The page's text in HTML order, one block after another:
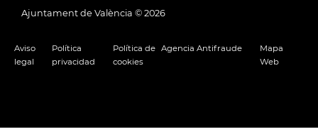
Ajuntament de València © 2026
Aviso
legal
Política
privacidad
Política de
cookies
Agencia Antifraude
Mapa
Web